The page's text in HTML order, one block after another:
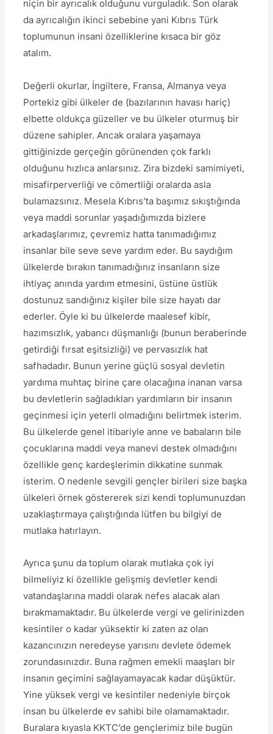
niçin bir ayrıcalık olduğunu vurguladık. Son olarak
da ayrıcalığın ikinci sebebine yani Kıbrıs Türk
toplumunun insani özelliklerine kısaca bir göz
atalım.
Değerli okurlar, İngiltere, Fransa, Almanya veya
Portekiz gibi ülkeler de (bazılarının havası hariç)
elbette oldukça güzeller ve bu ülkeler oturmuş bir
düzene sahipler. Ancak oralara yaşamaya
gittiğinizde gerçeğin görünenden çok farklı
olduğunu hızlıca anlarsınız. Zira bizdeki samimiyeti,
misafirperverliği ve cömertliği oralarda asla
bulamazsınız. Mesela Kıbrıs’ta başımız sıkıştığında
veya maddi sorunlar yaşadığımızda bizlere
arkadaşlarımız, çevremiz hatta tanımadığımız
insanlar bile seve seve yardım eder. Bu saydığım
ülkelerde bırakın tanımadığınız insanların size
ihtiyaç anında yardım etmesini, üstüne üstlük
dostunuz sandığınız kişiler bile size hayatı dar
ederler. Öyle ki bu ülkelerde maalesef kibir,
hazımsızlık, yabancı düşmanlığı (bunun beraberinde
getirdiği fırsat eşitsizliği) ve pervasızlık hat
safhadadır. Bunun yerine güçlü sosyal devletin
yardıma muhtaç birine çare olacağına inanan varsa
bu devletlerin sağladıkları yardımların bir insanın
geçinmesi için yeterli olmadığını belirtmek isterim.
Bu ülkelerde genel itibariyle anne ve babaların bile
çocuklarına maddi veya manevi destek olmadığını
özellikle genç kardeşlerimin dikkatine sunmak
isterim. O nedenle sevgili gençler birileri size başka
ülkeleri örnek göstererek sizi kendi toplumunuzdan
uzaklaştırmaya çalıştığında lütfen bu bilgiyi de
mutlaka hatırlayın.
Ayrıca şunu da toplum olarak mutlaka çok iyi
bilmeliyiz ki özellikle gelişmiş devletler kendi
vatandaşlarına maddi olarak nefes alacak alan
bırakmamaktadır. Bu ülkelerde vergi ve gelirinizden
kesintiler o kadar yüksektir ki zaten az olan
kazancınızın neredeyse yarısını devlete ödemek
zorundasınızdır. Buna rağmen emekli maaşları bir
insanın geçimini sağlayamayacak kadar düşüktür.
Yine yüksek vergi ve kesintiler nedeniyle birçok
insan bu ülkelerde ev sahibi bile olamamaktadır.
Buralara kıyasla KKTC’de gençlerimiz bile bugün